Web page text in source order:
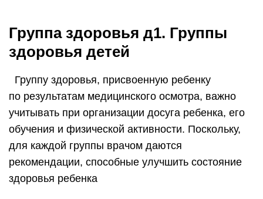
Группа здоровья д1. Группы
здоровья детей
​ ​ Группу здоровья, присвоенную ребенку
по результатам медицинского осмотра, важно
учитывать при организации досуга ребенка, его
обучения и физической активности. Поскольку,
для каждой группы врачом даются
рекомендации, способные улучшить состояние
здоровья ребенка